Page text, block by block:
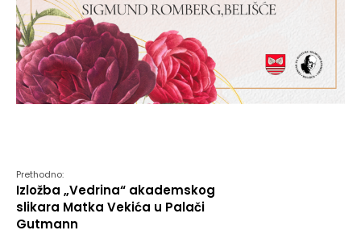
Prethodno:
Izložba „Vedrina“ akademskog
slikara Matka Vekića u Palači
Gutmann